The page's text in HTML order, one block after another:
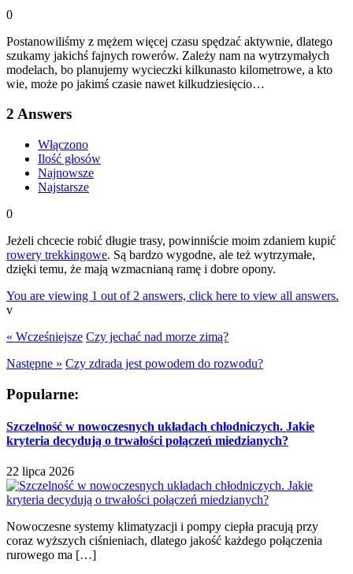
0
Postanowiliśmy z mężem więcej czasu spędzać aktywnie, dlatego
szukamy jakichś fajnych rowerów. Zależy nam na wytrzymałych
modelach, bo planujemy wycieczki kilkunasto kilometrowe, a kto
wie, może po jakimś czasie nawet kilkudziesięcio…
2 Answers
Włączono
Ilość głosów
Najnowsze
Najstarsze
0
Jeżeli chcecie robić długie trasy, powinniście moim zdaniem kupić
rowery trekkingowe. Są bardzo wygodne, ale też wytrzymałe,
dzięki temu, że mają wzmacnianą ramę i dobre opony.
You are viewing 1 out of 2 answers, click here to view all answers.
v
« Wcześniejsze Czy jechać nad morze zimą?
Następne » Czy zdrada jest powodem do rozwodu?
Popularne:
Szczelność w nowoczesnych układach chłodniczych. Jakie
kryteria decydują o trwałości połączeń miedzianych?
22 lipca 2026
Nowoczesne systemy klimatyzacji i pompy ciepła pracują przy
coraz wyższych ciśnieniach, dlatego jakość każdego połączenia
rurowego ma […]